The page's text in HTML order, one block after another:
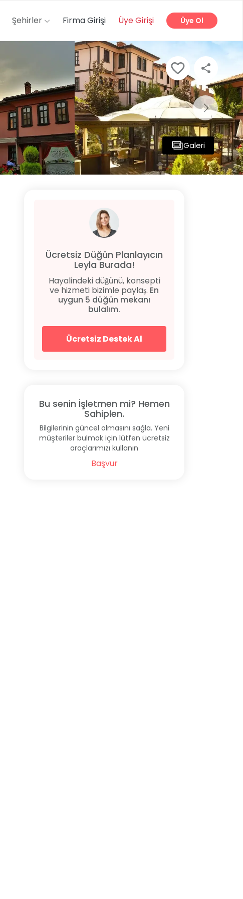
Şehirler Firma Girişi Üye Girişi Üye Ol
Galeri
Ücretsiz Düğün Planlayıcın
Leyla Burada!
Hayalindeki düğünü, konsepti
ve hizmeti bizimle paylaş. En
uygun 5 düğün mekanı
bulalım.
Ücretsiz Destek Al
Bu senin İşletmen mi? Hemen
Sahiplen.
Bilgilerinin güncel olmasını sağla. Yeni
müşteriler bulmak için lütfen ücretsiz
araçlarımızı kullanın
Başvur